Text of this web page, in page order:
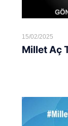
15/02/2025
Millet Aç